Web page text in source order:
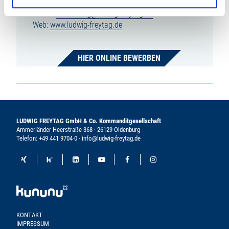
Web: www.ludwig-freytag.de
HIER ONLINE BEWERBEN
LUDWIG FREYTAG GmbH & Co. Kommanditgesellschaft
Ammerländer Heerstraße 368 · 26129 Oldenburg
Telefon: +49 441 9704-0 · info@ludwig-freytag.de
KONTAKT
IMPRESSUM